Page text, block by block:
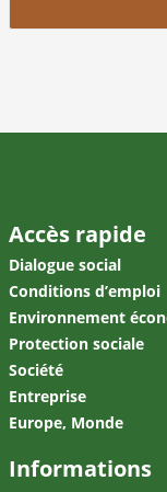
Accès rapide
Dialogue social
Conditions d’emploi
Environnement
Protection sociale
Société
Entreprise
Europe, Monde
Informations